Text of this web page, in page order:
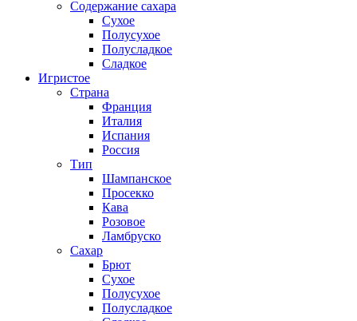
Содержание сахара
Сухое
Полусухое
Полусладкое
Сладкое
Игристое
Страна
Франция
Италия
Испания
Россия
Тип
Шампанское
Просекко
Кава
Розовое
Ламбруско
Сахар
Брют
Сухое
Полусухое
Полусладкое